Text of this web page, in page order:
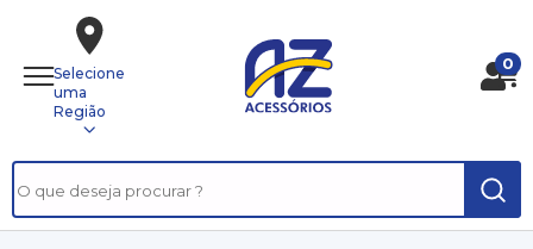
Selecione
uma
Região
0